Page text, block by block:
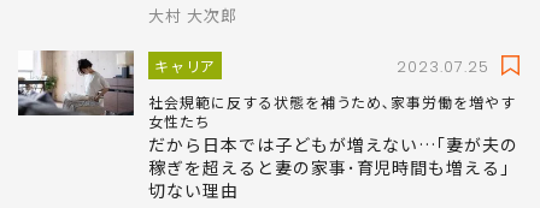
大村 大次郎
キャリア 2023.07.25
社会規範に反する状態を補うため､家事労働を増やす
女性たち
だから日本では子どもが増えない…｢妻が夫の
稼ぎを超えると妻の家事･育児時間も増える｣
切ない理由